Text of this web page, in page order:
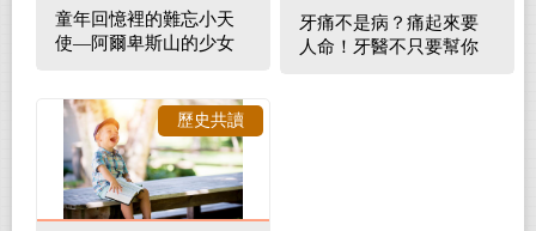
童年回憶裡的難忘小天
使—阿爾卑斯山的少女
牙痛不是病？痛起來要
人命！牙醫不只要幫你
歷史共讀